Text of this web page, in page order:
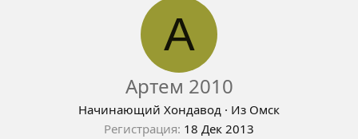
А
Артем 2010
Начинающий Хондавод · Из Омск
Регистрация 18 Дек 2013